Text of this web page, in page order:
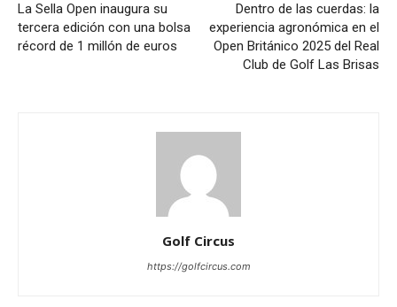
La Sella Open inaugura su
tercera edición con una bolsa
récord de 1 millón de euros
Dentro de las cuerdas: la
experiencia agronómica en el
Open Británico 2025 del Real
Club de Golf Las Brisas
Golf Circus
https://golfcircus.com